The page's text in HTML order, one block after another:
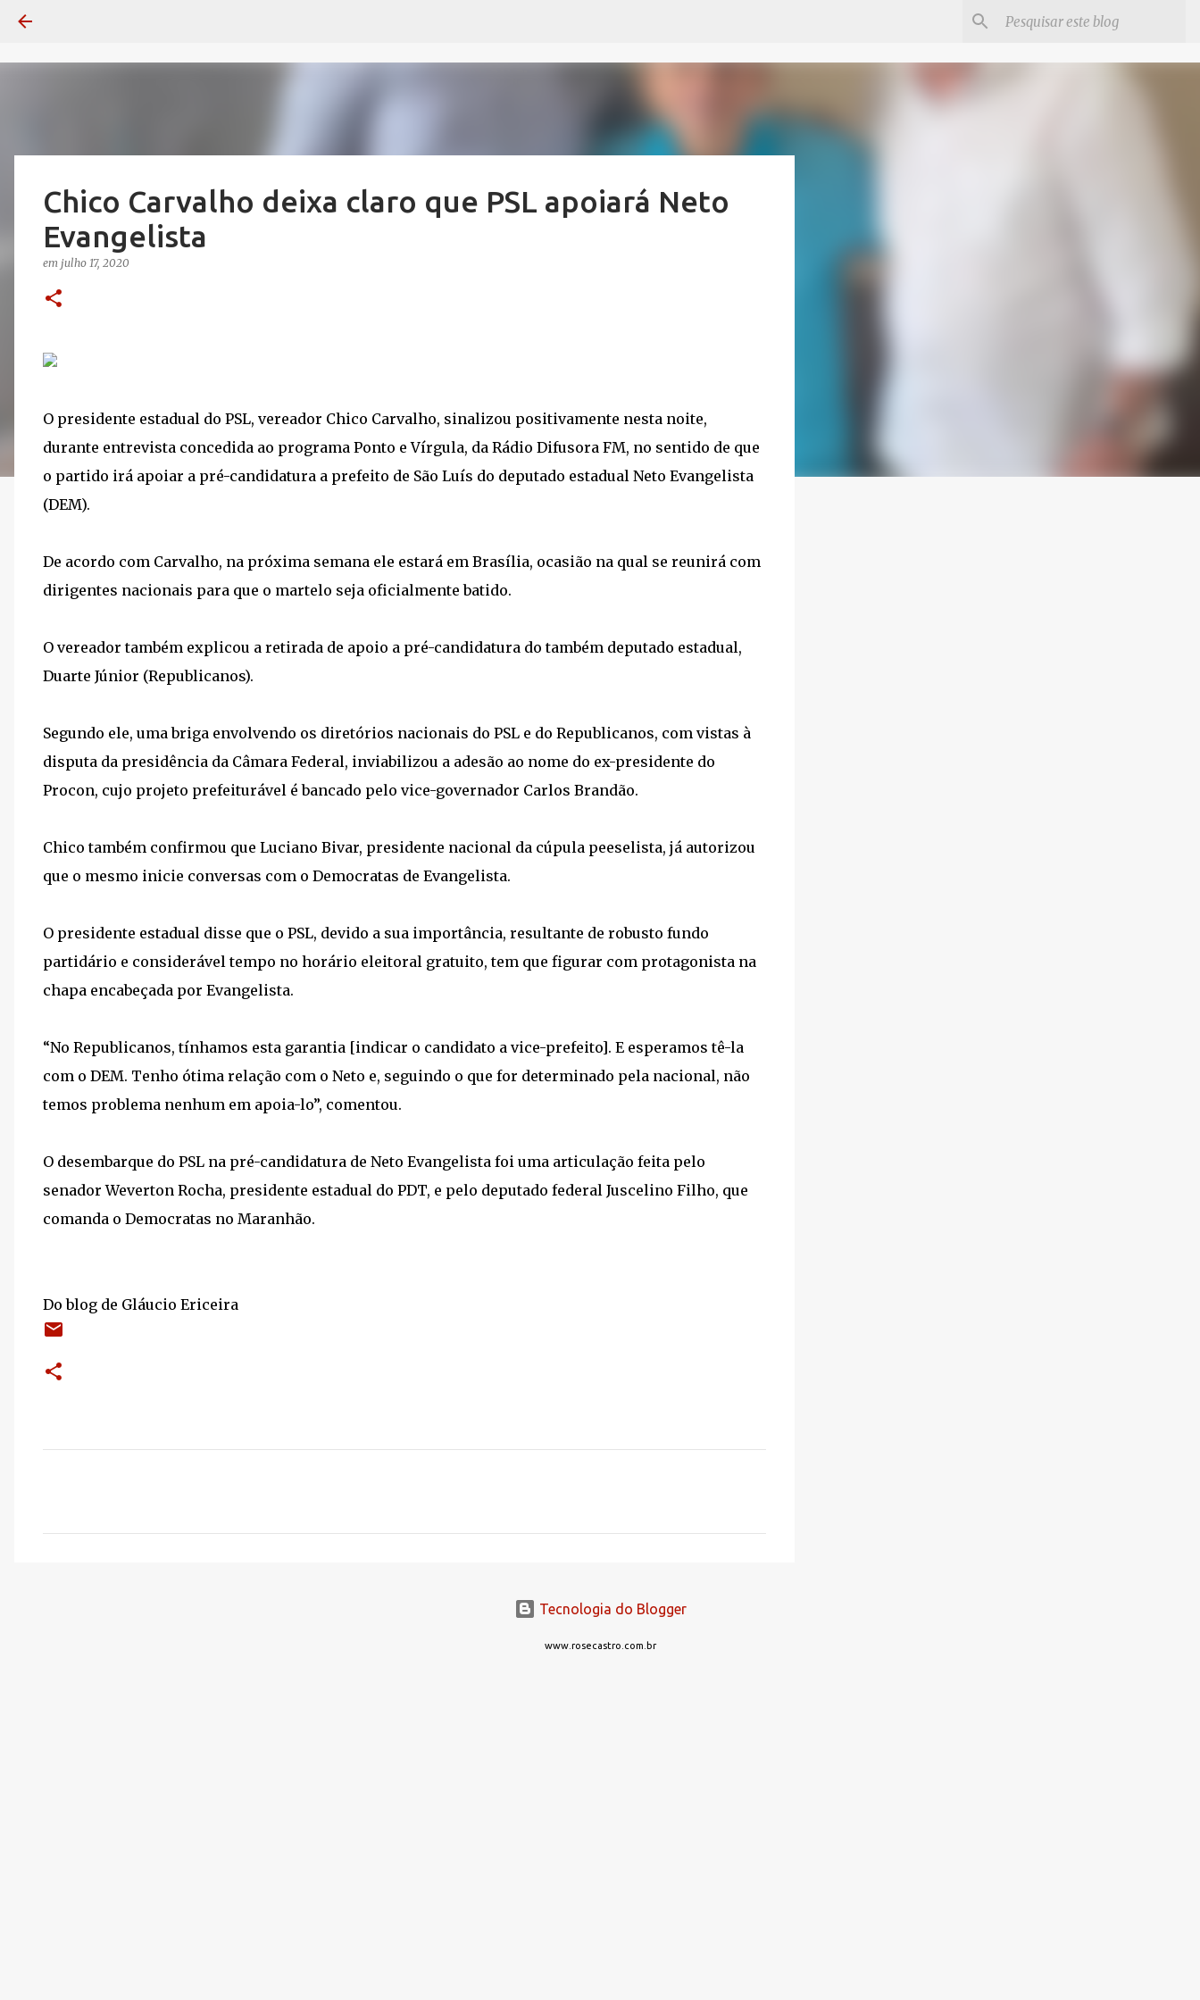
Chico Carvalho deixa claro que PSL apoiará Neto
Evangelista
em julho 17, 2020
O presidente estadual do PSL, vereador Chico Carvalho, sinalizou positivamente nesta noite,
durante entrevista concedida ao programa Ponto e Vírgula, da Rádio Difusora FM, no sentido de que
o partido irá apoiar a pré-candidatura a prefeito de São Luís do deputado estadual Neto Evangelista
(DEM).
De acordo com Carvalho, na próxima semana ele estará em Brasília, ocasião na qual se reunirá com
dirigentes nacionais para que o martelo seja oficialmente batido.
O vereador também explicou a retirada de apoio a pré-candidatura do também deputado estadual,
Duarte Júnior (Republicanos).
Segundo ele, uma briga envolvendo os diretórios nacionais do PSL e do Republicanos, com vistas à
disputa da presidência da Câmara Federal, inviabilizou a adesão ao nome do ex-presidente do
Procon, cujo projeto prefeiturável é bancado pelo vice-governador Carlos Brandão.
Chico também confirmou que Luciano Bivar, presidente nacional da cúpula peeselista, já autorizou
que o mesmo inicie conversas com o Democratas de Evangelista.
O presidente estadual disse que o PSL, devido a sua importância, resultante de robusto fundo
partidário e considerável tempo no horário eleitoral gratuito, tem que figurar com protagonista na
chapa encabeçada por Evangelista.
“No Republicanos, tínhamos esta garantia [indicar o candidato a vice-prefeito]. E esperamos tê-la
com o DEM. Tenho ótima relação com o Neto e, seguindo o que for determinado pela nacional, não
temos problema nenhum em apoia-lo”, comentou.
O desembarque do PSL na pré-candidatura de Neto Evangelista foi uma articulação feita pelo
senador Weverton Rocha, presidente estadual do PDT, e pelo deputado federal Juscelino Filho, que
comanda o Democratas no Maranhão.
Do blog de Gláucio Ericeira
Tecnologia do Blogger
www.rosecastro.com.br